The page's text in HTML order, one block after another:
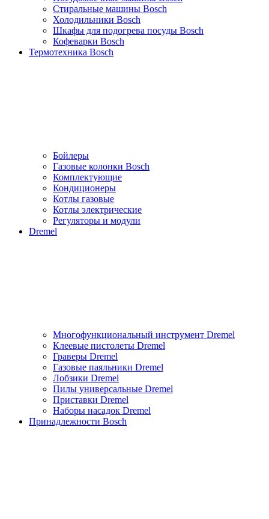
Стиральные машины Bosch
Холодильники Bosch
Шкафы для подогрева посуды Bosch
Кофеварки Bosch
Термотехника Bosch
Бойлеры
Газовые колонки Bosch
Комплектующие
Кондиционеры
Котлы газовые
Котлы электрические
Регуляторы и модули
Dremel
Многофункциональный инструмент Dremel
Клеевые пистолеты Dremel
Граверы Dremel
Газовые паяльники Dremel
Лобзики Dremel
Пилы универсальные Dremel
Приставки Dremel
Наборы насадок Dremel
Принадлежности Bosch